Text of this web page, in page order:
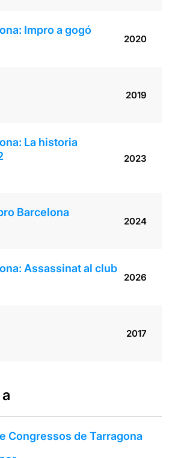
Impro a gogó
2020
2019
La historia
2023
Barcelona
2024
Assassinat al club
2026
2017
Congressos de Tarragona